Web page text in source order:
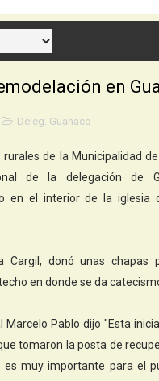
en
Deleg. Guanaco
rurales de la Municipalidad
de la delegación de
en el interior de la iglesia
Cargil, donó unas chapas
en donde se da
Marcelo Pablo dijo "Esta
tomaron la posta de
es muy importante para el